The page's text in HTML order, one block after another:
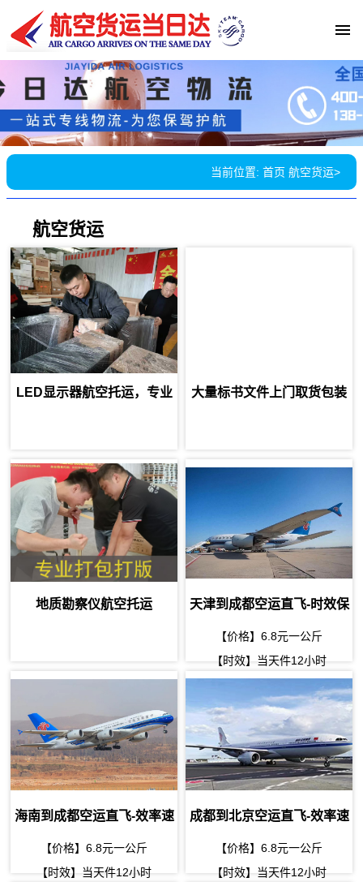
当前位置: 首页 航空货运>
航空货运
LED显示器航空托运，专业
大量标书文件上门取货包装
地质勘察仪航空托运
天津到成都空运直飞-时效保
【价格】6.8元一公斤
【时效】当天件12小时
海南到成都空运直飞-效率速
【价格】6.8元一公斤
【时效】当天件12小时
成都到北京空运直飞-效率速
【价格】6.8元一公斤
【时效】当天件12小时